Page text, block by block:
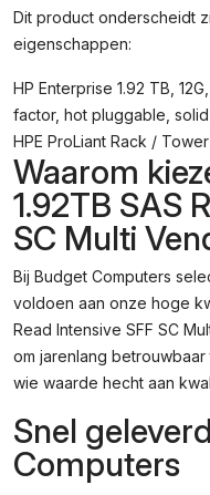
Dit product onderscheidt
eigenschappen:
HP Enterprise 1.92 TB,
factor, hot pluggable,
HPE ProLiant Rack /
Waarom
1.92TB SAS
SC Multi
Bij Budget Computers
voldoen aan onze hoge
Read Intensive SFF SC
om jarenlang
wie waarde hecht aan
Snel
Computers